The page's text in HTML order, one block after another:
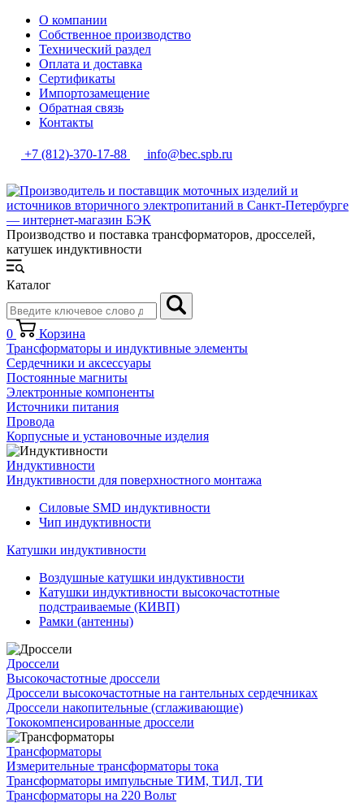
О компании
Собственное производство
Технический раздел
Оплата и доставка
Сертификаты
Импортозамещение
Обратная связь
Контакты
+7 (812)-370-17-88 info@bec.spb.ru
Производство и поставка трансформаторов, дросселей,
катушек индуктивности
Каталог
0
Корзина
Трансформаторы и индуктивные элементы
Сердечники и аксессуары
Постоянные магниты
Электронные компоненты
Источники питания
Провода
Корпусные и установочные изделия
Индуктивности
Индуктивности для поверхностного монтажа
Силовые SMD индуктивности
Чип индуктивности
Катушки индуктивности
Воздушные катушки индуктивности
Катушки индуктивности высокочастотные
подстраиваемые (КИВП)
Рамки (антенны)
Дроссели
Высокочастотные дроссели
Дроссели высокочастотные на гантельных сердечниках
Дроссели накопительные (сглаживающие)
Тококомпенсированные дроссели
Трансформаторы
Измерительные трансформаторы тока
Трансформаторы импульсные ТИМ, ТИЛ, ТИ
Трансформаторы на 220 Вольт